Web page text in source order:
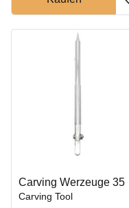
Carving Werzeuge 35
Carving Tool